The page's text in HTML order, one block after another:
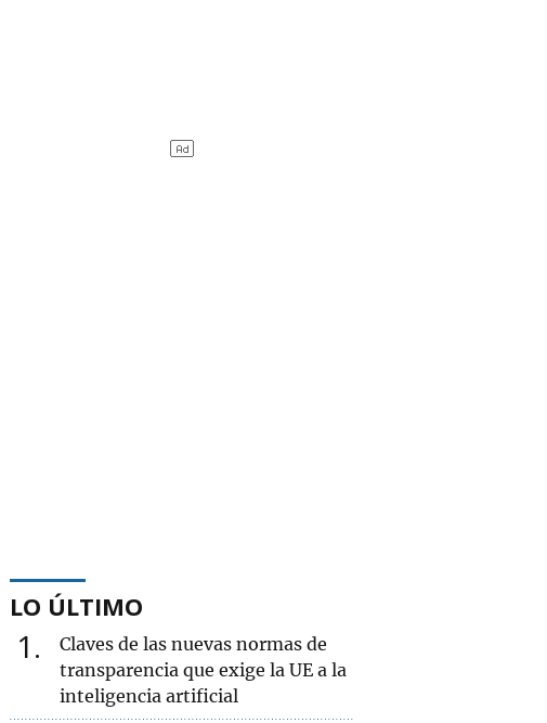
LO ÚLTIMO
1
Claves de las nuevas normas de
transparencia que exige la UE a la
inteligencia artificial